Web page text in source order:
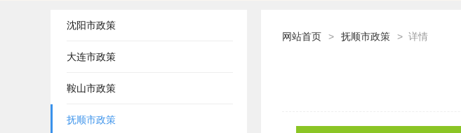
沈阳市政策
大连市政策
鞍山市政策
抚顺市政策
网站首页 > 抚顺市政策 > 详情